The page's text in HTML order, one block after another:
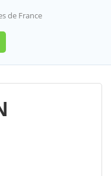
de France